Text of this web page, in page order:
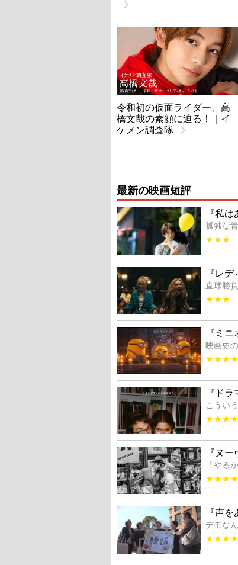
令和初の仮面ライダー、高
橋文哉の素顔に迫る！｜イ
ケメン調査隊
最新の映画短評
『私
孤独な
★★★
『レ
直球勝
★★★
『ミ
映画史
★★★★
『ド
こうい
『ヌ
「やる
★★★★
『声
デモな
★★★★